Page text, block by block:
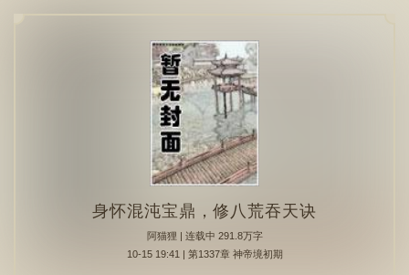
身怀混沌宝鼎，修八荒吞天诀
阿猫狸 | 连载中 291.8万字
10-15 19:41 | 第1337章 神帝境初期